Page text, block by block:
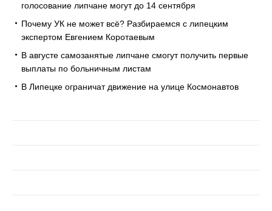
голосование липчане могут до 14 сентября
Почему УК не может всё? Разбираемся с липецким
экспертом Евгением Коротаевым
В августе самозанятые липчане смогут получить первые
выплаты по больничным листам
В Липецке ограничат движение на улице Космонавтов